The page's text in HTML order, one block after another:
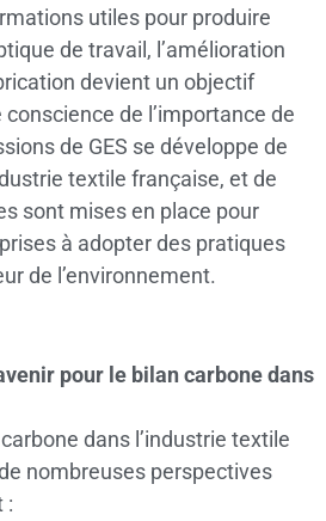
utiles pour produire
de travail, l’amélioration
devient un objectif
de l’importance de
de GES se développe de
textile française, et de
sont mises en place pour
à adopter des pratiques
de l’environnement.
pour le bilan carbone dans
dans l’industrie textile
nombreuses perspectives
: